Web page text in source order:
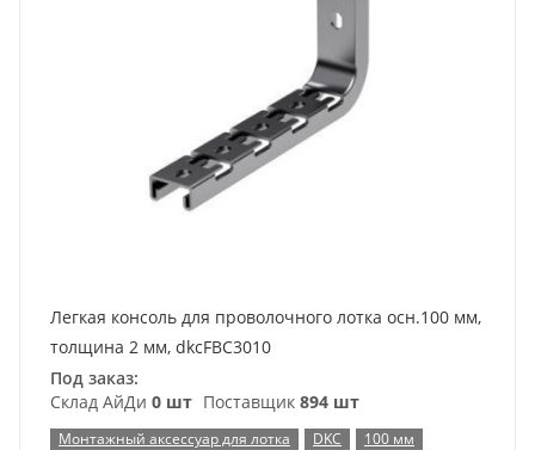
Легкая консоль для проволочного лотка осн.100 мм,
толщина 2 мм, dkcFBC3010
Под заказ:
Склад АйДи 0 шт Поставщик 894 шт
Монтажный аксессуар для лотка DKC 100 мм